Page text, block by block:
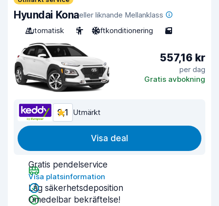
Hyundai Konaeller liknande Mellanklass
Automatisk
5 Luftkonditionering 5
557,16 kr
per dag
Gratis avbokning
9,1 Utmärkt
Visa deal
Gratis pendelservice
Visa platsinformation
Låg säkerhetsdeposition
Omedelbar bekräftelse!